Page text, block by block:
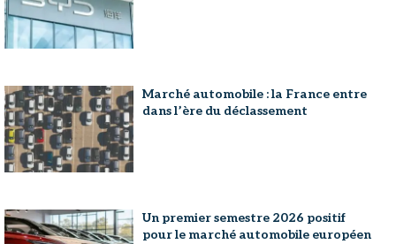
Marché automobile : la France entre
dans l’ère du déclassement
Un premier semestre 2026 positif
pour le marché automobile européen